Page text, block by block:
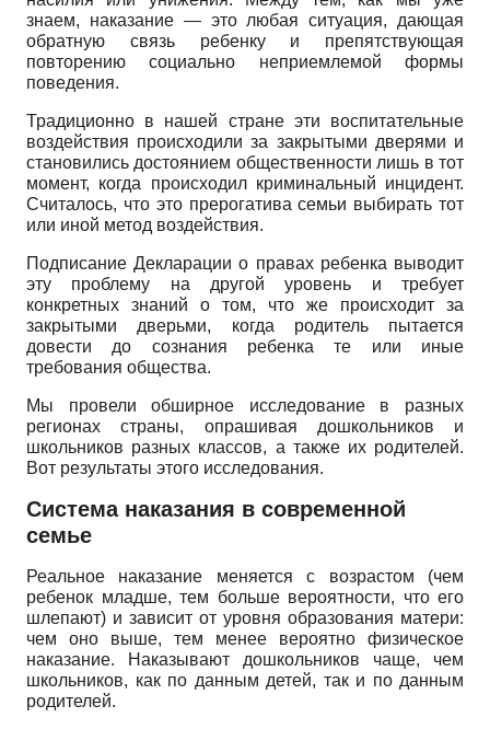
знаем, наказание — это любая ситуация, дающая
обратную связь ребенку и препятствующая
повторению социально неприемлемой формы
поведения.
Традиционно в нашей стране эти воспитательные
воздействия происходили за закрытыми дверями и
становились достоянием общественности лишь в тот
момент, когда происходил криминальный инцидент.
Считалось, что это прерогатива семьи выбирать тот
или иной метод воздействия.
Подписание Декларации о правах ребенка выводит
эту проблему на другой уровень и требует
конкретных знаний о том, что же происходит за
закрытыми дверьми, когда родитель пытается
довести до сознания ребенка те или иные
требования общества.
Мы провели обширное исследование в разных
регионах страны, опрашивая дошкольников и
школьников разных классов, а также их родителей.
Вот результаты этого исследования.
Система наказания в современной
семье
Реальное наказание меняется с возрастом (чем
ребенок младше, тем больше вероятности, что его
шлепают) и зависит от уровня образования матери:
чем оно выше, тем менее вероятно физическое
наказание. Наказывают дошкольников чаще, чем
школьников, как по данным детей, так и по данным
родителей.